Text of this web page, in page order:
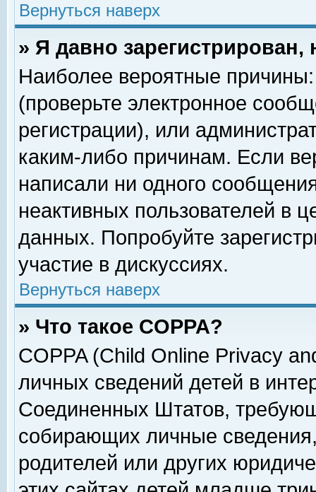
Вернуться наверх
» Я давно
Наиболее вероятные
(проверьте электронное
регистрации), или
каким-либо причинам. Если
написали ни одного
неактивных пользователей в
данных. Попробуйте
участие в дискуссиях.
Вернуться наверх
» Что такое COPPA?
COPPA (Child Online Privacy
личных сведений детей в
Соединенных Штатов,
собирающих личные
родителей или других